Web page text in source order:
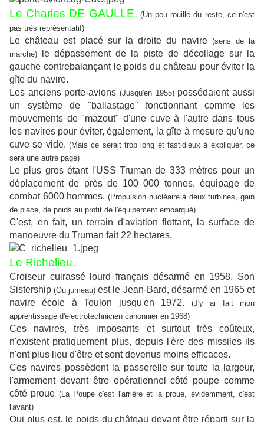
Le Charles DE GAULLE. (Un peu rouillé du reste, ce n'est
pas très représentatif)
Le château est placé sur la droite du navire (sens de la
marche) le dépassement de la piste de décollage sur la
gauche contrebalançant le poids du château pour éviter la
gîte du navire.
Les anciens porte-avions (Jusqu'en 1955)possédaient aussi
un système de "ballastage" fonctionnant comme les
mouvements de "mazout" d'une cuve à l'autre dans tous
les navires pour éviter, également, la gîte à mesure qu'une
cuve se vide. (Mais ce serait trop long et fastidieux à expliquer, ce
sera une autre page)
Le plus gros étant l'USS Truman de 333 mètres pour un
déplacement de près de 100 000 tonnes, équipage de
combat 6000 hommes. (Propulsion nucléaire à deux turbines, gain
de place, de poids au profit de l'équipement embarqué)
C'est, en fait, un terrain d'aviation flottant, la surface de
manoeuvre du Truman fait 22 hectares.
Le Richelieu.
Croiseur cuirassé lourd français désarmé en 1958. Son
Sistership(Ou jumeau) est le Jean-Bard, désarmé en 1965 et
navire école à Toulon jusqu'en 1972. (J'y ai fait mon
apprentissage d'électrotechnicien canonnier en 1968)
Ces navires, très imposants et surtout très coûteux,
n'existent pratiquement plus, depuis l'ère des missiles ils
n'ont plus lieu d'être et sont devenus moins efficaces.
Ces navires possèdent la passerelle sur toute la largeur,
l'armement devant être opérationnel côté poupe comme
côté proue (La Poupe c'est l'arrière et la proue, évidemment, c'est
l'avant)
Qui plus est, le poids du château devant être réparti sur la